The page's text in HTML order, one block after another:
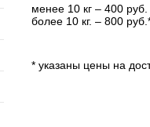
менее 10 кг – 400 руб.
более 10 кг. – 800
* указаны цены на